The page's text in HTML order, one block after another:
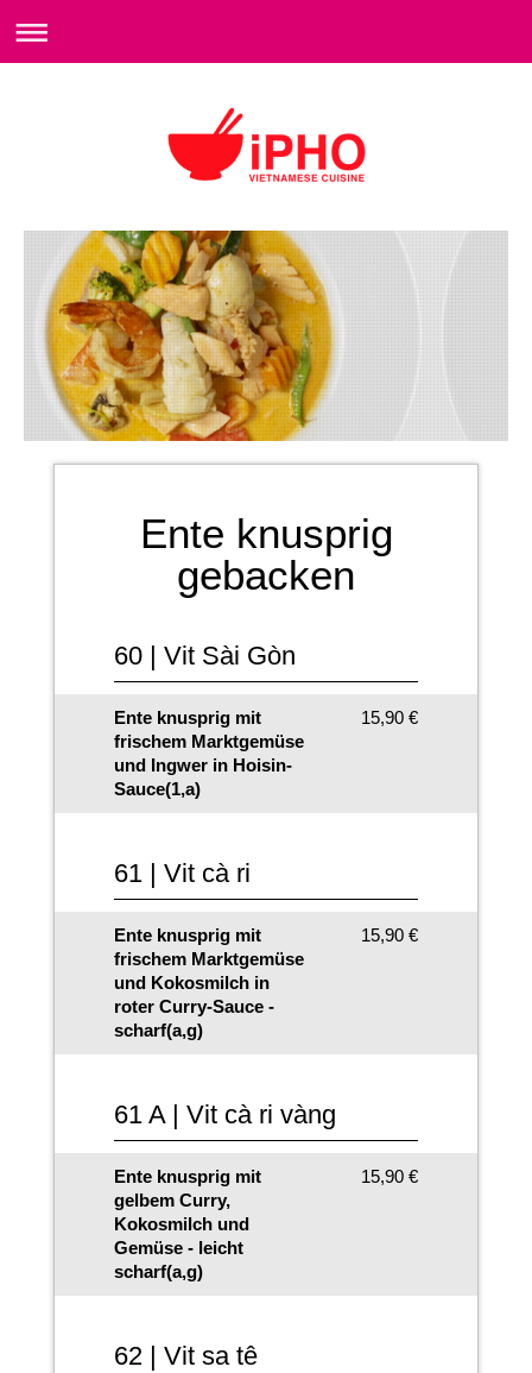
Ente knusprig
gebacken
60 | Vit Sài Gòn
Ente knusprig mit
frischem Marktgemüse
und Ingwer in Hoisin-
Sauce(1,a)
15,90 €
61 | Vit cà ri
Ente knusprig mit
frischem Marktgemüse
und Kokosmilch in
roter Curry-Sauce -
scharf(a,g)
15,90 €
61 A | Vit cà ri vàng
Ente knusprig mit
gelbem Curry,
Kokosmilch und
Gemüse - leicht
scharf(a,g)
15,90 €
62 | Vit sa tê